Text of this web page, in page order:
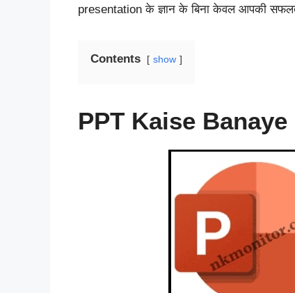
presentation के ज्ञान के बिना केवल आपकी
Contents show
PPT Kaise Banaye